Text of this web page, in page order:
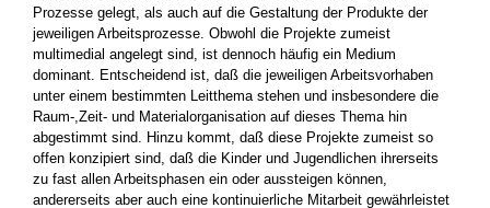
Prozesse gelegt, als auch auf die Gestaltung der Produkte der
jeweiligen Ar­beitsprozesse. Obwohl die Projekte zumeist
multimedial angelegt sind, ist dennoch häufig ein Medium
dominant. Entscheidend ist, daß die jeweiligen Arbeitsvorhaben
unter einem be­stimmten Leitthema stehen und insbesondere die
Raum-,Zeit- und Materialorganisation auf dieses Thema hin
abgestimmt sind. Hinzu kommt, daß diese Projekte zumeist so
offen konzipiert sind, daß die Kinder und Jugendli­chen ihrerseits
zu fast allen Arbeitsphasen ein­ oder aussteigen können,
andererseits aber auch eine kontinuierliche Mitarbeit gewährleistet